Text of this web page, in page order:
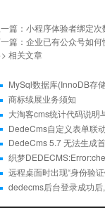
一篇： 小程序体验者绑定
篇： 企业已有公众号如
相关文章
MySql数据库(InnoDB存
商标续展业务须知
大淘客cms统计代码说明
DedeCms自定义表单联
DedeCms 5.7 无法生成
织梦
远程桌面时出现“身份验
dedecms后台登录成功